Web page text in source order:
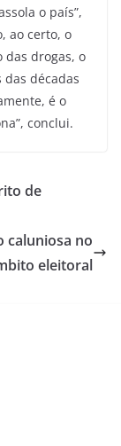
o país”,
ao certo, o
das drogas, o
das décadas
é o
conclui.
de
caluniosa no
eleitoral